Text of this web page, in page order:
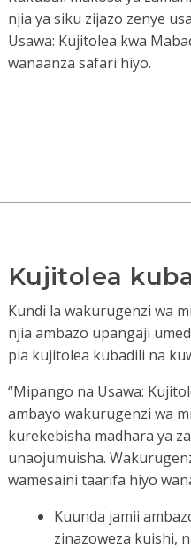
njia ya siku zijazo zenye
Usawa: Kujitolea kwa
wanaanza safari hiyo.
Kujitolea
Kundi la wakurugenzi wa
njia ambazo upangaji
pia kujitolea kubadili na
“Mipango na Usawa:
ambayo wakurugenzi wa
kurekebisha madhara ya
unaojumuisha.
wamesaini taarifa hiyo
Kuunda jamii
zinazoweza kuishi,